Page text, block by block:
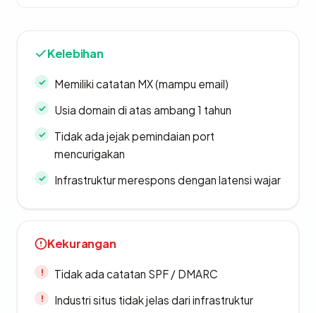
Kelebihan
Memiliki catatan MX (mampu email)
Usia domain di atas ambang 1 tahun
Tidak ada jejak pemindaian port
mencurigakan
Infrastruktur merespons dengan latensi wajar
Kekurangan
Tidak ada catatan SPF / DMARC
Industri situs tidak jelas dari infrastruktur